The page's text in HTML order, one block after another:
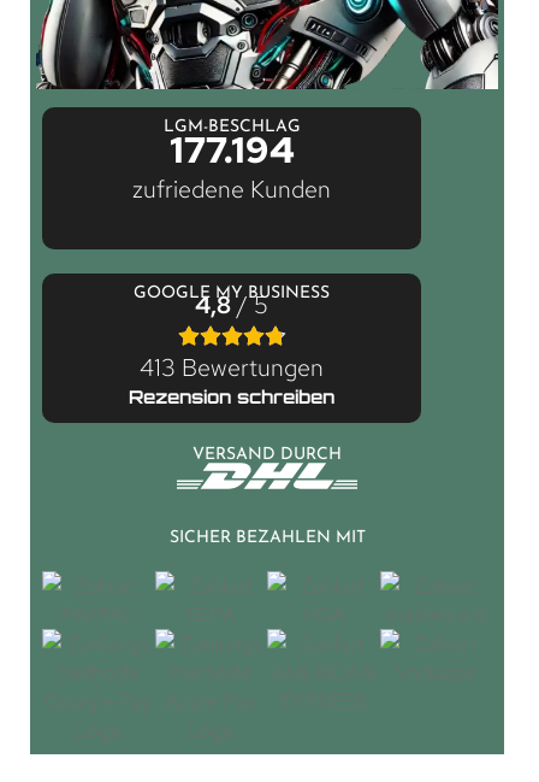
LGM-BESCHLAG
177.194
zufriedene Kunden
GOOGLE MY BUSINESS
4,8/ 5
413 Bewertungen
Rezension schreiben
VERSAND DURCH
SICHER BEZAHLEN MIT